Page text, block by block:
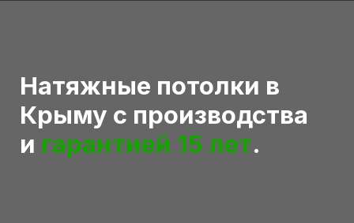
Натяжные потолки в
Крыму с производства
и гарантией 15 лет.